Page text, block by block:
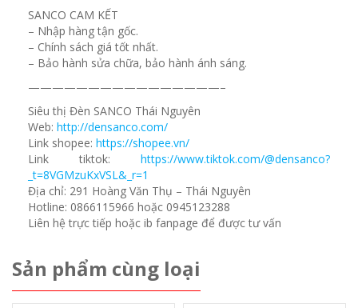
SANCO CAM KẾT
– Nhập hàng tận gốc.
– Chính sách giá tốt nhất.
– Bảo hành sửa chữa, bảo hành ánh sáng.
————————————————–
Siêu thị Đèn SANCO Thái Nguyên
Web: http://densanco.com/
Link shopee: https://shopee.vn/
Link tiktok: https://www.tiktok.com/@densanco?
_t=8VGMzuKxVSL&_r=1
Địa chỉ: 291 Hoàng Văn Thụ – Thái Nguyên
Hotline: 0866115966 hoặc 0945123288
Liên hệ trực tiếp hoặc ib fanpage để được tư vấn
Sản phẩm cùng loại